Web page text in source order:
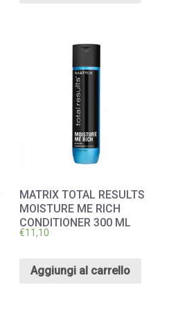
MATRIX TOTAL RESULTS
MOISTURE ME RICH
CONDITIONER 300 ML
€11,10
Aggiungi al carrello